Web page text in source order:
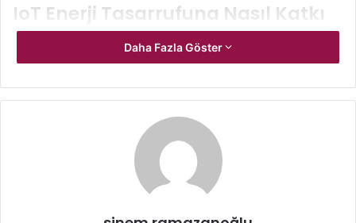
IoT Enerji Tasarrufuna Nasıl Katkı
Sağlar
kurabilen ve veri paylaşabilen cihazların oluşturduğu bir
diğer teknolojik bileşenler aracılığıyla çalışır. Enerji
tasarrufu bağlamında bakıldığında, IoT cihazları enerji
tüketimini anlık olarak takip edebilir, analiz edebilir ve
gerektiğinde otomatik olarak optimize edebilir.
Daha Fazla Göster